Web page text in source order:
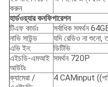
করুন
হার্ডওয়্যার কনফিগারেশন
টিএফ কার্ডঃ
সর্বাধিক সমর্থন
নাভি সাউন্ড
যদি রেডিও না শুনো,
এভি ইন:
ডিটিভি
এইচডি-এমআই
আউটঃ
সমর্থন 720P
ক্যামেরা /
4 CAMinput